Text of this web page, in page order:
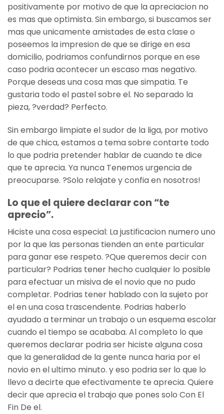
positivamente por motivo de que la apreciacion no
es mas que optimista. Sin embargo, si buscamos ser
mas que unicamente amistades de esta clase o
poseemos la impresion de que se dirige en esa
domicilio, podriamos confundirnos porque en ese
caso podria acontecer un escaso mas negativo.
Porque deseas una cosa mas que simpatia. Te
gustaria todo el pastel sobre el. No separado la
pieza, ?verdad? Perfecto.
Sin embargo limpiate el sudor de la liga, por motivo
de que chica, estamos a tema sobre contarte todo
lo que podria pretender hablar de cuando te dice
que te aprecia. Ya nunca Tenemos urgencia de
preocuparse. ?Solo relajate y confia en nosotros!
Lo que el quiere declarar con “te
aprecio”.
Hiciste una cosa especial: La justificacion numero uno
por la que las personas tienden an ente particular
para ganar ese respeto. ?Que queremos decir con
particular? Podrias tener hecho cualquier lo posible
para efectuar un misiva de el novio que no pudo
completar. Podrias tener hablado con la sujeto por
el en una cosa trascendente. Podrias haberlo
ayudado a terminar un trabajo o un esquema escolar
cuando el tiempo se acababa. Al completo lo que
queremos declarar podri­a ser hiciste alguna cosa
que la generalidad de la gente nunca haria por el
novio en el ultimo minuto. y eso podria ser lo que lo
llevo a decirte que efectivamente te aprecia. Quiere
decir que aprecia el trabajo que pones solo Con El
Fin De el.